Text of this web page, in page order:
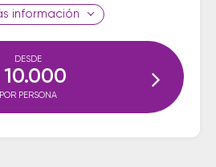
información
DESDE
10.000
POR PERSONA